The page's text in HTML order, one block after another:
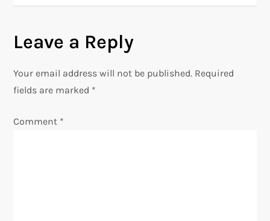
t
n
a
v
Leave a Reply
Your email address will not be published. Required
fields are marked *
Comment *